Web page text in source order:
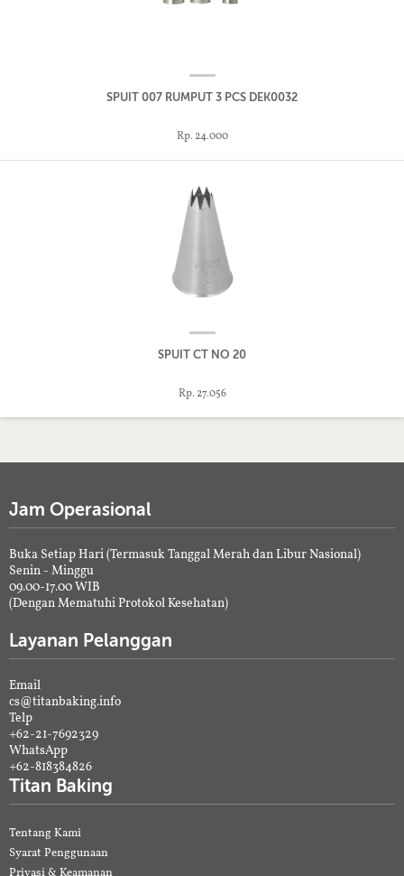
SPUIT 007 RUMPUT 3 PCS DEK0032
Rp. 24.000
SPUIT CT NO 20
Rp. 27.056
Jam Operasional
Buka Setiap Hari (Termasuk Tanggal Merah dan Libur Nasional)
Senin - Minggu
09.00-17.00 WIB
(Dengan Mematuhi Protokol Kesehatan)
Layanan Pelanggan
Email
cs@titanbaking.info
Telp
+62-21-7692329
WhatsApp
+62-818384826
Titan Baking
Tentang Kami
Syarat Penggunaan
Privasi & Keamanan